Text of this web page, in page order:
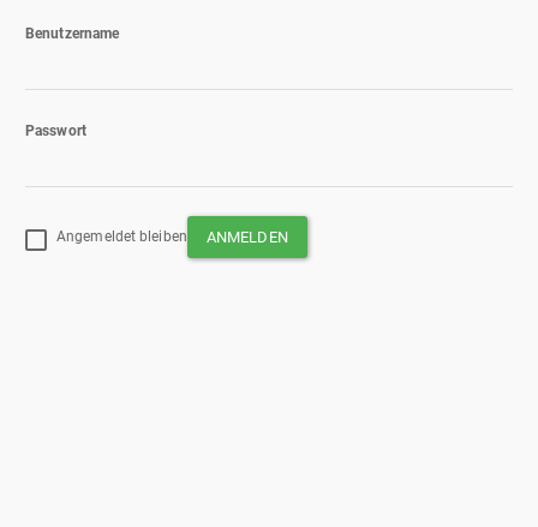
Benutzername
Passwort
Angemeldet bleiben ANMELDEN